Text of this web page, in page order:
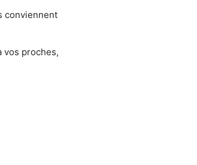
conviennent
vos proches,